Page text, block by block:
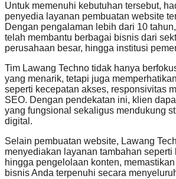
Untuk memenuhi kebutuhan tersebut,
penyedia layanan pembuatan website
Dengan pengalaman lebih dari 10
telah membantu berbagai bisnis dari
perusahaan besar, hingga institusi
Tim Lawang Techno tidak hanya
yang menarik, tetapi juga
seperti kecepatan akses, responsivitas
SEO. Dengan pendekatan ini, klien
yang fungsional sekaligus mendukung
digital.
Selain pembuatan website, Lawang
menyediakan layanan tambahan seperti
hingga pengelolaan konten,
bisnis Anda terpenuhi secara